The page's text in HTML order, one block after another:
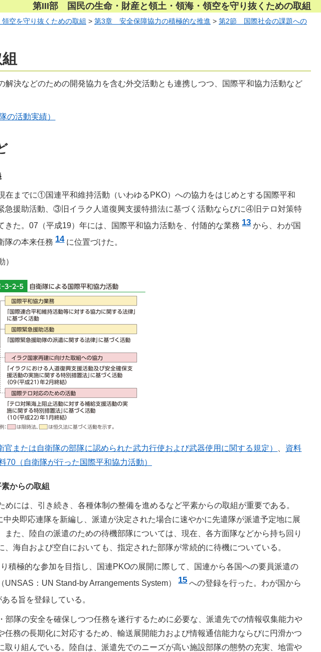
第III部 国民の生命・財産と領土・領海・領空を守り抜くための取組
空を守り抜くための取組 > 第3章 安全保障協力の積極的な推進 > 第2節 国際社会の課題への
解決などのための開発協力を含む外交活動とも連携しつつ、国際平和協力活動など
の活動実績）
在までに①国連平和維持活動（いわゆるPKO）への協力をはじめとする国際平和
援助活動、③旧イラク人道復興支援特措法に基づく活動ならびに④旧テロ対策特
た。07（平成19）年には、国際平和協力活動を、付随的な業務 13 から、わが国
隊の本来任務 14 に位置づけた。
）
官または自衛隊の部隊に認められた武力行使および武器使用に関する規定）
資料
70（自衛隊が行った国際平和協力活動）
からの取組
には、引き続き、各種体制の整備を進めるなど平素からの取組が重要である。
央即応連隊を新編し、派遣が決定された場合に速やかに先遣隊が派遣予定地に展
た、陸自の派遣のための待機部隊については、現在、各方面隊などから持ち回り
海自および空自においても、指定された部隊が常続的に待機についている。
積極的な参加を目指し、国連PKOの展開に際して、国連から各国への要員派遣の
：UN Stand-by Arrangements System）
15 への登録を行った。わが国から
る旨を登録している。
部隊の安全を確保しつつ任務を遂行するために必要な、派遣先での情報収集能力や
務の長期化に対応するため、輸送展開能力および情報通信能力ならびに円滑かつ
り組んでいる。陸自は、派遣先でのニーズが高い施設部隊の態勢の充実、地雷や